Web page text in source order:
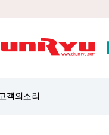
객의소리